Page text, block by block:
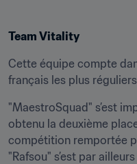
Team Vitality
Cette équipe compte
français les plus
"MaestroSquad" s’est
obtenu la deuxième
compétition remportée
"Rafsou" s’est par